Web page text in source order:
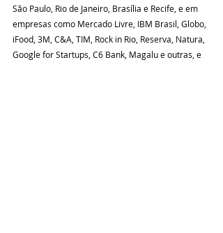
São Paulo, Rio de Janeiro, Brasília e Recife, e em
empresas como Mercado Livre, IBM Brasil, Globo,
iFood, 3M, C&A, TIM, Rock in Rio, Reserva, Natura,
Google for Startups, C6 Bank, Magalu e outras, e